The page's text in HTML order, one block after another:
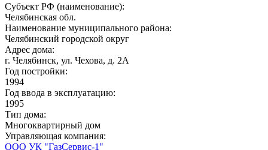
Субъект РФ (наименование):
Челябинская обл.
Наименование муниципального района:
Челябинский городской округ
Адрес дома:
г. Челябинск, ул. Чехова, д. 2А
Год постройки:
1994
Год ввода в эксплуатацию:
1995
Тип дома:
Многоквартирный дом
Управляющая компания:
ООО УК "ГазСервис-1"